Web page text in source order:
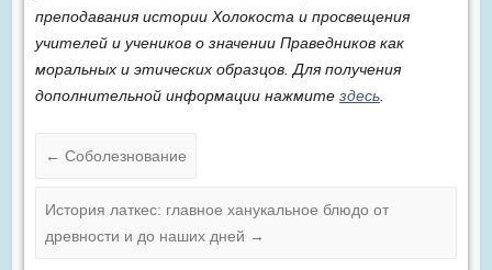
преподавания истории Холокоста и просвещения
учителей и учеников о значении Праведников как
моральных и этических образцов. Для получения
дополнительной информации нажмите здесь.
← Соболезнование
История латкес: главное ханукальное блюдо от
древности и до наших дней →